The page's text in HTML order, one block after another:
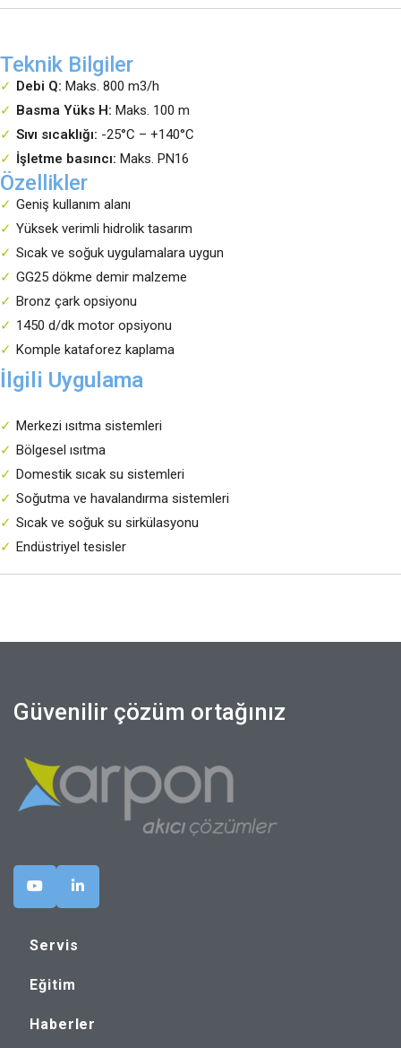
Teknik Bilgiler
Debi Q: Maks. 800 m3/h
Basma Yüks H: Maks. 100 m
Sıvı sıcaklığı: -25°C – +140°C
İşletme basıncı: Maks. PN16
Özellikler
Geniş kullanım alanı
Yüksek verimli hidrolik tasarım
Sıcak ve soğuk uygulamalara uygun
GG25 dökme demir malzeme
Bronz çark opsiyonu
1450 d/dk motor opsiyonu
Komple kataforez kaplama
İlgili Uygulama
Merkezi ısıtma sistemleri
Bölgesel ısıtma
Domestik sıcak su sistemleri
Soğutma ve havalandırma sistemleri
Sıcak ve soğuk su sirkülasyonu
Endüstriyel tesisler
Güvenilir çözüm ortağınız
Servis
Eğitim
Haberler